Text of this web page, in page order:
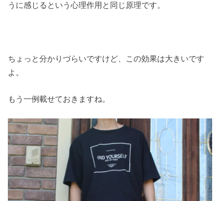
うに感じるという心理作用と同じ原理です。
ちょっと分かりづらいですけど、この効果は大きいです
よ。
もう一例載せておきますね。